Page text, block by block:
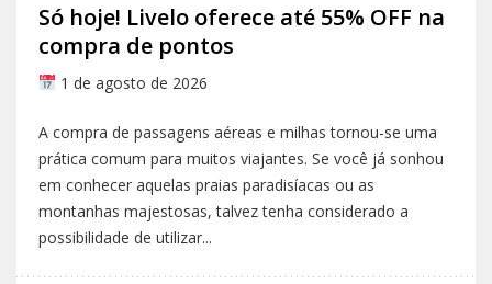
Só hoje! Livelo oferece até 55% OFF na
compra de pontos
1 de agosto de 2026
A compra de passagens aéreas e milhas tornou-se uma
prática comum para muitos viajantes. Se você já sonhou
em conhecer aquelas praias paradisíacas ou as
montanhas majestosas, talvez tenha considerado a
possibilidade de utilizar...